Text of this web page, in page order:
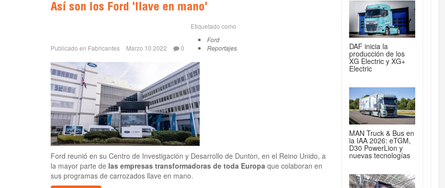
Así son los Ford 'llave en mano'
Publicado en Fabricantes Marzo 10 2022 0
Etiquetado como
Ford
Reportajes
Ford reunió en su Centro de Investigación y Desarrollo de Dunton, en el Reino Unido, a
la mayor parte de las empresas transformadoras de toda Europa que colaboran en
sus programas de carrozados llave en mano.
DAF inicia la
producción de los
XG Electric y XG+
Electric
MAN Truck & Bus en
la IAA 2026: eTGM,
D30 PowerLion y
nuevas tecnologías